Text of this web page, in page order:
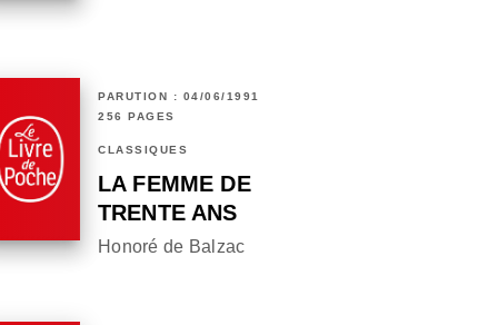
PARUTION : 04/06/1991
256 PAGES
CLASSIQUES
LA FEMME DE
TRENTE ANS
Honoré de Balzac